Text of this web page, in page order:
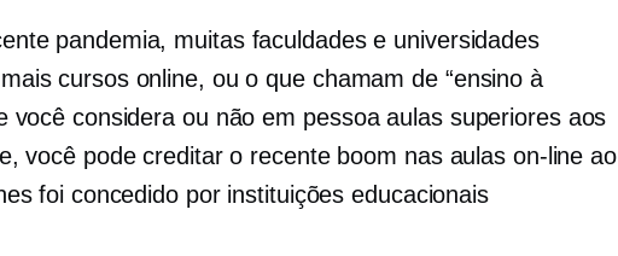
pandemia, muitas faculdades e universidades
cursos online, ou o que chamam de “ensino à
você considera ou nãoem pessoaaulas superiores aos
você pode creditar o recente boom nas aulas on-line ao
foi concedido por instituições educacionais